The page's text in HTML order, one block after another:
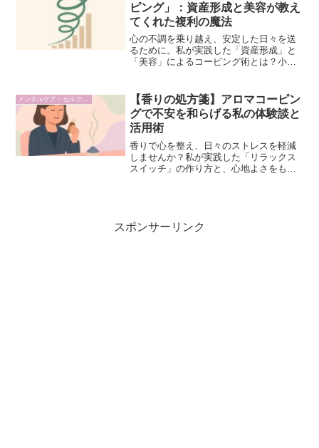
ピング」：資産形成と美容が教え
てくれた複利の魔法
心の不調を乗り越え、安定した日々を送
るために。私が実践した「資産形成」と
「美容」によるコーピング術とは？小さ
載です。
メンタルケア・セルフケア
【香りの処方箋】アロマコーピン
グで不安を和らげる私の体験談と
活用術
香りで心を整え、日々のストレスを軽減
しませんか？私が実践した「リラックス
スイッチ」の作り方と、心地よさをもた
スポンサーリンク